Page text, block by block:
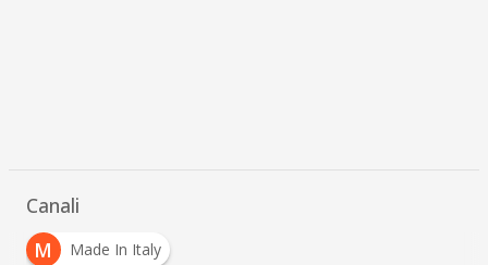
Canali
M
Made In Italy